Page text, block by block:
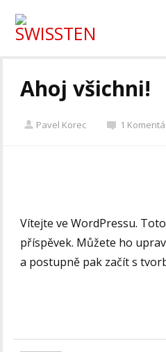
Ahoj všichni!
Pavel Korec 1
Vítejte ve WordPressu.
příspěvek. Můžete ho
a postupně pak začít s